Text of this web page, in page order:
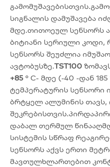
სიგნალის დამუშავება
მდე.თითოეულ სენსორს
ბიტიანი სერიული კოდი,
სენსორს შეუძლია
ავტობუსზე.TST100
+85 ° C- მდე (-40 -დან
ტემპერატურის სენსორი
ბრტყელ ალუმინის თავს,
დაბალ თერმულ
სისტემის სწრაფ
სენსორს აქვს ერთი
მავთულხლართებით